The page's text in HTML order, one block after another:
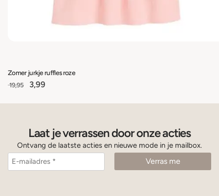
Zomer jurkje ruffles roze
19,95 3,99
Laat je verrassen door onze acties
Ontvang de laatste acties en nieuwe mode in je mailbox.